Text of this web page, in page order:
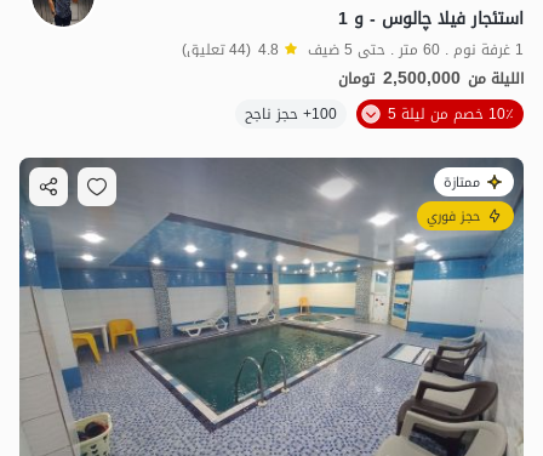
استئجار فيلا چالوس - و 1
1 غرفة نوم . 60 متر . حتى 5 ضيف 4.8 (44 تعليق)
الليلة من 2,500,000 تومان
10٪ خصم من ليلة 5
100+ حجز ناجح
ممتازة
حجز فوري